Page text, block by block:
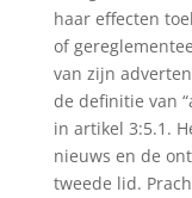
haar effecten
of
van zijn
de definitie van
in artikel 3:5.1.
nieuws en de
tweede lid.